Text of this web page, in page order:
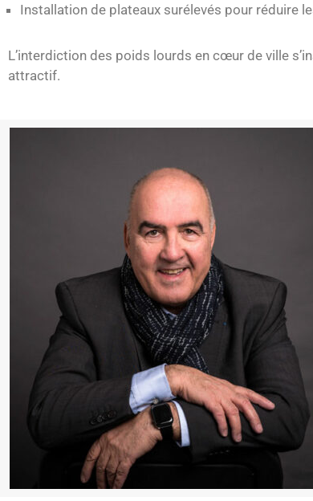
Installation de plateaux surélevés pour réduire
L’interdiction des poids lourds en cœur de ville
attractif.